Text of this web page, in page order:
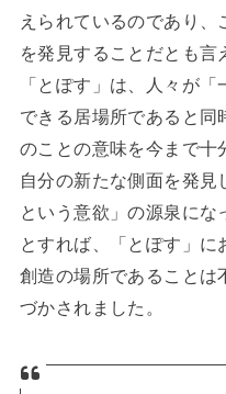
えられているのであり
を発見することだとも言
「とぽす」は、人々が
できる居場所であると同
のことの意味を今まで十
自分の新たな側面を発見
という意欲」の源泉に
とすれば、「とぽす」に
創造の場所であることは
づかされました。